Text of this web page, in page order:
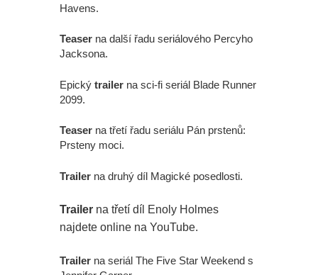
Havens.
Teaser na další řadu seriálového Percyho
Jacksona.
Epický trailer na sci-fi seriál Blade Runner
2099.
Teaser na třetí řadu seriálu Pán prstenů:
Prsteny moci.
Trailer na druhý díl Magické posedlosti.
Trailer na třetí díl Enoly Holmes
najdete online na YouTube.
Trailer na seriál The Five Star Weekend s